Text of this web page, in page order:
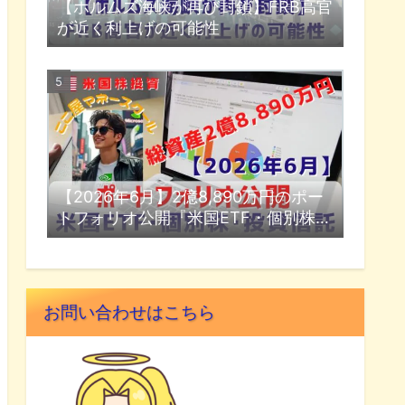
【ホルムズ海峡が再び封鎖】FRB高官
が近く利上げの可能性
【2026年6月】2億8,890万円のポー
トフォリオ公開『米国ETF・個別株・
投資信託』
お問い合わせはこちら